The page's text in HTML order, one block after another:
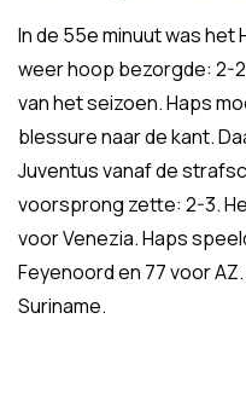
In de 55e minuut was het
weer hoop bezorgde: 2-
van het seizoen. Haps
blessure naar de kant.
Juventus vanaf de
voorsprong zette: 2-3.
voor Venezia. Haps
Feyenoord en 77 voor
Suriname.